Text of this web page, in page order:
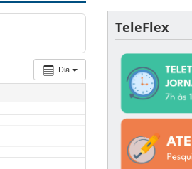
Dia
TeleFlex